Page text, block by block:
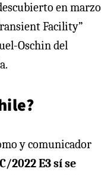
en marzo
Facility”
Oschin del
y comunicador
2022 E3 sí se